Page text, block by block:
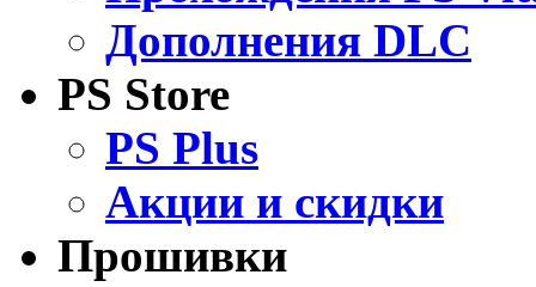
Дополнения DLC
PS Store
PS Plus
Акции и скидки
Прошивки